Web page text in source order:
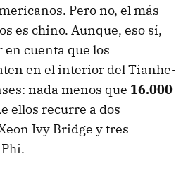
Pero no, el más
es chino. Aunque, eso sí,
cuenta que los
en el interior del Tianhe-
nada menos que 16.000
ellos recurre a dos
Ivy Bridge y tres